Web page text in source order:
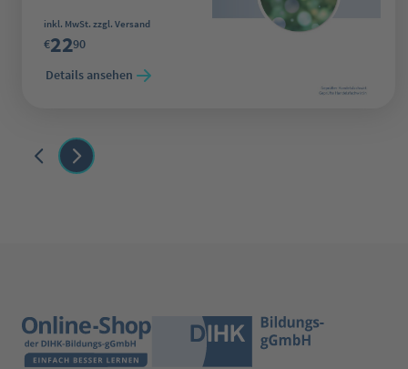
Regulärer Preis:
inkl. MwSt. zzgl. Versand
€2290
Details ansehen